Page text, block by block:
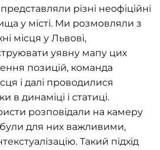
різні неофіційні
у місті. Ми розмовляли з
місця у Львові,
уявну мапу цих
позицій, команда
і далі проводилися
в динаміці і статиці.
розповідали на камеру
для них важливими,
Такий підхід